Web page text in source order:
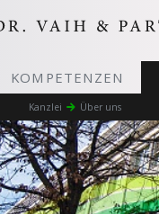
KOMPETENZEN
Kanzlei Über uns